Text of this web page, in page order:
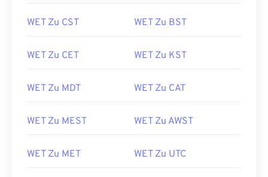
WET Zu CST WET Zu BST
WET Zu CET WET Zu KST
WET Zu MDT WET Zu CAT
WET Zu MEST WET Zu AWST
WET Zu MET WET Zu UTC